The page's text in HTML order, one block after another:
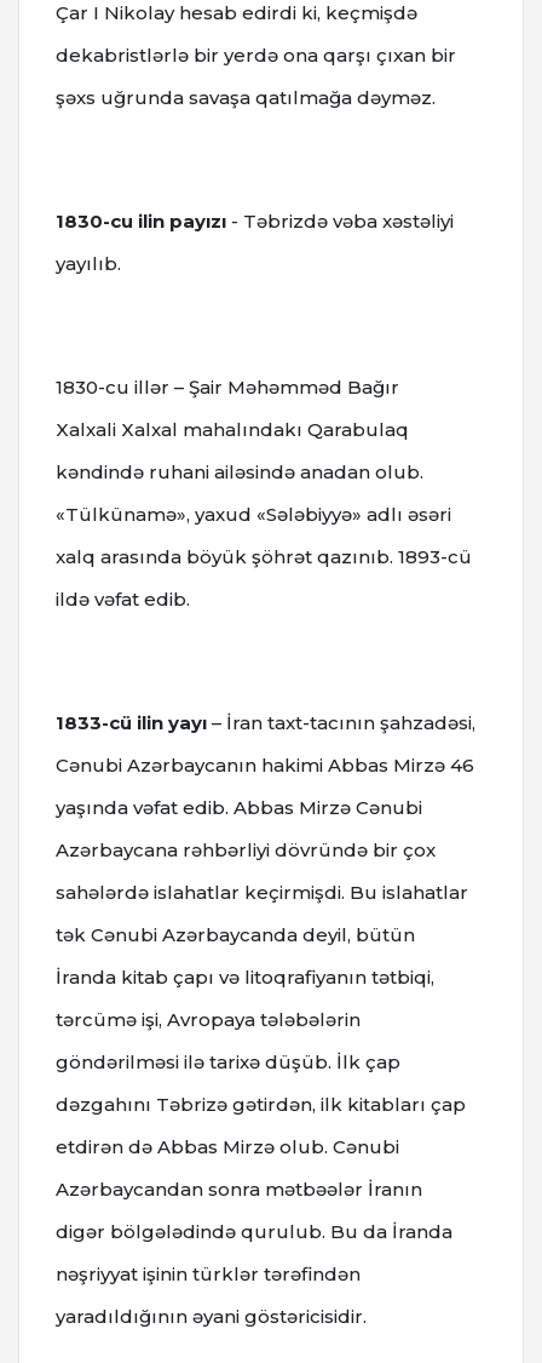
Çar I Nikolay hesab edirdi ki, keçmişdə
dekabristlərlə bir yerdə ona qarşı çıxan bir
şəxs uğrunda savaşa qatılmağa dəyməz.
1830-cu ilin payızı - Təbrizdə vəba xəstəliyi
yayılıb.
1830-cu illər – Şair Məhəmməd Bağır
Xalxali Xalxal mahalındakı Qarabulaq
kəndində ruhani ailəsində anadan olub.
«Tülkünamə», yaxud «Sələbiyyə» adlı əsəri
xalq arasında böyük şöhrət qazınıb. 1893-cü
ildə vəfat edib.
1833-cü ilin yayı – İran taxt-tacının şahzadəsi,
Cənubi Azərbaycanın hakimi Abbas Mirzə 46
yaşında vəfat edib. Abbas Mirzə Cənubi
Azərbaycana rəhbərliyi dövründə bir çox
sahələrdə islahatlar keçirmişdi. Bu islahatlar
tək Cənubi Azərbaycanda deyil, bütün
İranda kitab çapı və litoqrafiyanın tətbiqi,
tərcümə işi, Avropaya tələbələrin
göndərilməsi ilə tarixə düşüb. İlk çap
dəzgahını Təbrizə gətirdən, ilk kitabları çap
etdirən də Abbas Mirzə olub. Cənubi
Azərbaycandan sonra mətbəələr İranın
digər bölgələdində qurulub. Bu da İranda
nəşriyyat işinin türklər tərəfindən
yaradıldığının əyani göstəricisidir.